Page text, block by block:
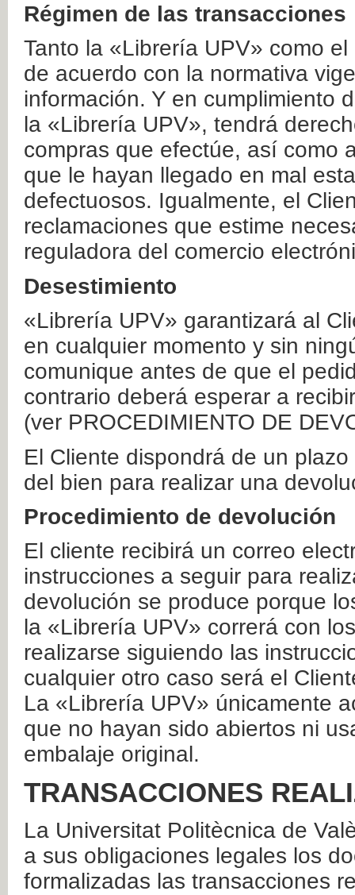
Régimen de las transacciones
Tanto la «Librería UPV» como
de acuerdo con la normativa
información. Y en cumplimiento
la «Librería UPV», tendrá
compras que efectúe, así como
que le hayan llegado en mal
defectuosos. Igualmente, el
reclamaciones que estime
reguladora del comercio
Desestimiento
«Librería UPV» garantizará al
en cualquier momento y sin
comunique antes de que el
contrario deberá esperar a
(ver PROCEDIMIENTO DE
El Cliente dispondrá de un
del bien para realizar una
Procedimiento de devolución
El cliente recibirá un correo
instrucciones a seguir para
devolución se produce porque
la «Librería UPV» correrá con
realizarse siguiendo las
cualquier otro caso será el
La «Librería UPV» únicamente
que no hayan sido abiertos ni
embalaje original.
TRANSACCIONES
La Universitat Politècnica de
a sus obligaciones legales los
formalizadas las transacciones